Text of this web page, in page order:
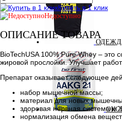
Купить в 1 клик
Недоступно
ОПИСАНИЕ ТОВАРА
BioTechUSA 100% Pure Whey –
жировой прослойки. Улучшает
Препарат оказывает следующее
набор мышечной массы;
материал для новых
здоровая нервная система и
нормализация обмена